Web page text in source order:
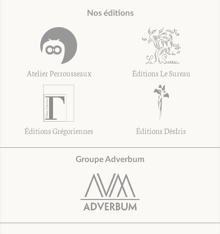
Nos éditions
Atelier Perrousseaux Éditions Le Sureau
Éditions Grégoriennes Éditions DésIris
Groupe Adverbum